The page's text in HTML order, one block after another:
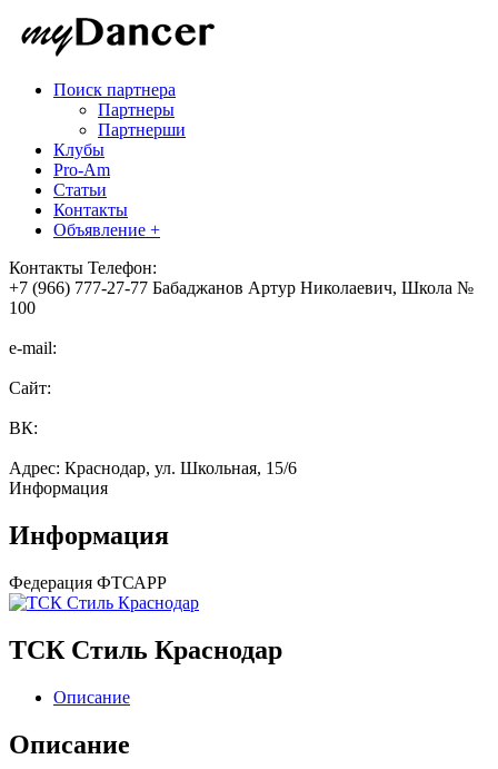
Поиск партнера
Партнеры
Партнерши
Клубы
Pro-Am
Статьи
Контакты
Объявление +
Контакты Телефон:
+7 (966) 777-27-77 Бабаджанов Артур Николаевич, Школа №
100
e-mail:
Сайт:
ВК:
Адрес: Краснодар, ул. Школьная, 15/6
Информация
Информация
Федерация ФТСАРР
ТСК Стиль Краснодар
Описание
Описание